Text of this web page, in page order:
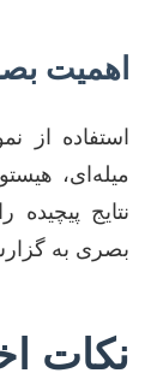
اهمیت
استفاده از
میله‌ای،
نتایج
بصری به
نکات